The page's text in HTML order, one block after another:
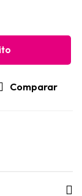
Comparar